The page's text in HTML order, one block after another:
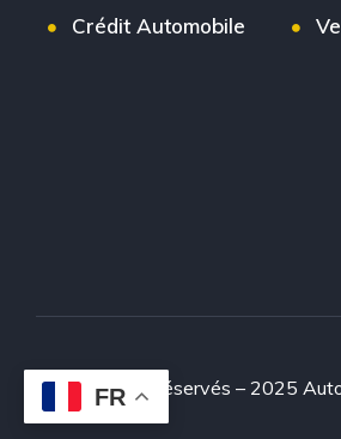
Crédit Automobile
© Tous droits réservés – 2025
FR